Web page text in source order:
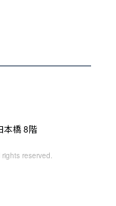
本橋 8階
reserved.